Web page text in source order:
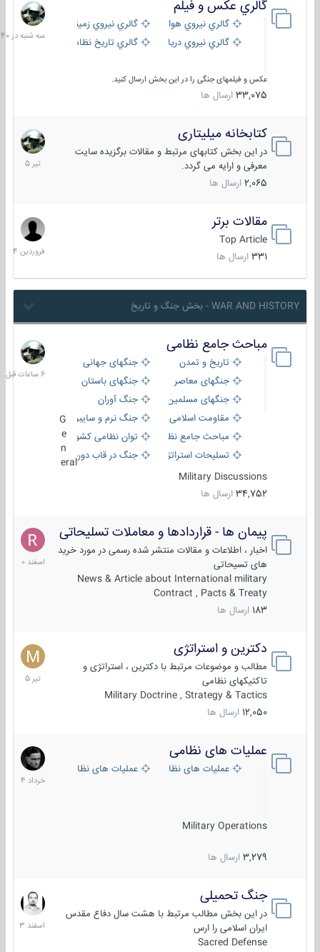
گالري عكس و فيلم
گالري نيروي هوايي
گالري نيروي زميني
گالري نيروي دريايي
گالري تاریخ نظامی
عکس و فیلمهای جنگی را در این بخش ارسال کنید.
33,075 ارسال ها
سه
شنبه
در
کتابخانه میلیتاری
در این بخش کتابهای مرتبط و مقالات برگزیده سایت
معرفی و ارایه می گردد.
2,065 ارسال ها
16
تیر
1405
مقالات برتر
Top Article
331 ارسال ها
29
فروردین
1404
WAR AND HISTORY - بخش جنگ و تاریخ
مباحث جامع نظامی
تاریخ و تمدن
جنگهای جهانی
جنگهای معاصر
جنگهای باستان
جنگهای مسلمین
جنگ آوران
مقاومت اسلامی
جنگ نرم و سایبری
مباحث جامع نظامی
توان نظامی کشورها
تسلیحات استراتژیک
جنگ در قاب دوربین
eral
Military Discussions
34,752 ارسال ها
6
ساعات
قبل
پیمان ها - قراردادها و معاملات تسلیحاتی
اخبار ، اطلاعات و مقالات منتشر شده رسمی در مورد خرید
های تسیحاتی
News & Article about International military
Contract , Pacts & Treaty
183 ارسال ها
7
اسفند
1400
دکترین و استراتژی
مطالب و موضوعات مرتبط با دکترین ، استراتژی و
تاکتیکهای نظامی
Military Doctrine , Strategy & Tactics
12,050 ارسال ها
27
تیر
1405
عملیات های نظامی
عملیات های نظامی ایرانعملیات های نظامی خارجی
Military Operations
3,279 ارسال ها
5
خرداد
1404
جنگ تحمیلی
در این بخش مطالب مرتبط با هشت سال دفاع مقدس
ایران اسلامی را ارس
Sacred Defense
20
اسفند
1403